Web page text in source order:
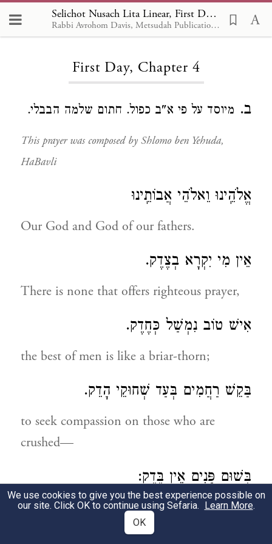
Selichot Nusach Lita Linear, First Day 4
Rabbi Avrohom Davis, Metsudah Publications, 1986
Loading...
First Day, Chapter 4
ב. מיוסד על פי א"ב כפול. חתום שלמה הבבלי.
This prayer was composed by Shlomo ben Yehuda,
HaBavli
אֱלֹהֵֽינוּ וֵאלֹהֵי אֲבוֹתֵֽינוּ
Our God and God of our fathers.
אֵין מִי יִקְרָא בְצֶדֶק.
There is none that offers righteous prayer,
אִישׁ טוֹב נִמְשַׁל כְּחֶדֶק.
the best of men is like a briar-thorn;
בַּקֵשׁ רַחֲמִים בְּעַד שְׁחוּקֵי הָדֵק.
to seek compassion on those who are
crushed—
בְּשׁוּם פָּנִים אֵין בֶּדֶק:
no one [worthy] can be found.
We use cookies to give you the best experience possible on
our site. Click OK to continue using Sefaria. Learn More.
OK